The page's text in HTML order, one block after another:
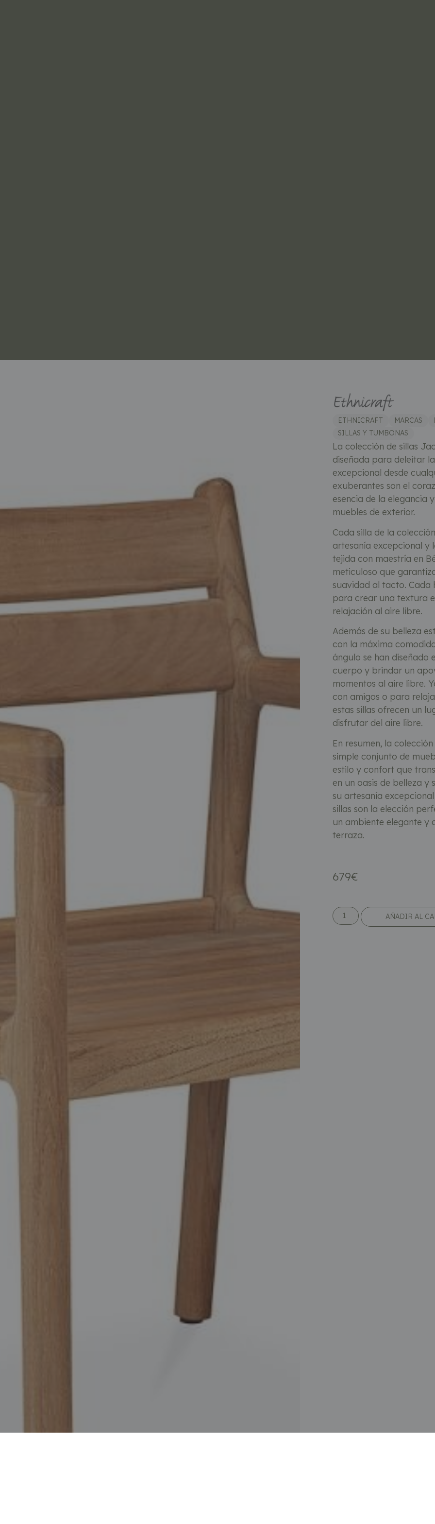
ETHNICRAFT MARCAS
SILLAS Y TUMBONAS
La colección de sillas
diseñada para deleitar
excepcional desde
exuberantes son el
esencia de la elegancia
muebles de exterior.
Cada silla de la
artesanía excepcional y
tejida con maestría en
meticuloso que
suavidad al tacto. Cada
para crear una textura
relajación al aire libre.
Además de su belleza
con la máxima
ángulo se han
cuerpo y brindar un
momentos al aire libre.
con amigos o para
estas sillas ofrecen un
disfrutar del aire libre.
En resumen, la
simple conjunto de
estilo y confort que
en un oasis de belleza y
su artesanía
sillas son la elección
un ambiente elegante y
terraza.
679€
AÑADIR AL